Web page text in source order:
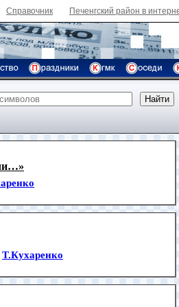
Справочник Печенгский район в
Т.Кухаренко